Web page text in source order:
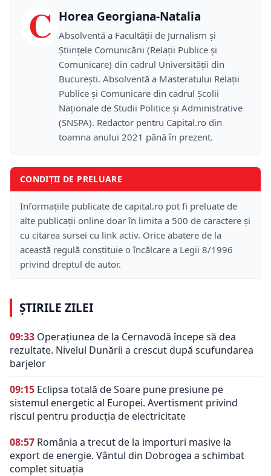
C Horea Georgiana-Natalia
Absolventă a Facultății de Jurnalism și
Științele Comunicării (Relații Publice și
Comunicare) din cadrul Universității din
București. Absolventă a Masteratului Relații
Publice și Comunicare din cadrul Școlii
Naţionale de Studii Politice și Administrative
(SNSPA). Redactor pentru Capital.ro din
toamna anului 2021 până în prezent.
CONDIȚII DE PRELUARE
Informațiile publicate de capital.ro pot fi preluate de
alte publicații online doar în limita a 500 de caractere și
cu citarea sursei cu link activ. Orice abatere de la
această regulă constituie o încălcare a Legii 8/1996
privind dreptul de autor.
ȘTIRILE ZILEI
09:33 Operațiunea de la Cernavodă începe să dea
rezultate. Nivelul Dunării a crescut după scufundarea
barjelor
09:15 Eclipsa totală de Soare pune presiune pe
sistemul energetic al Europei. Avertisment privind
riscul pentru producția de electricitate
08:57 România a trecut de la importuri masive la
export de energie. Vântul din Dobrogea a schimbat
complet situația